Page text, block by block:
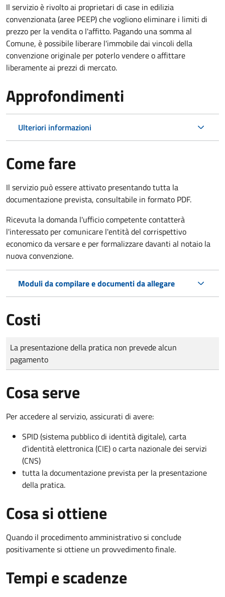
Il servizio è rivolto ai proprietari di case in edilizia
convenzionata (aree PEEP) che vogliono eliminare i limiti di
prezzo per la vendita o l'affitto. Pagando una somma al
Comune, è possibile liberare l'immobile dai vincoli della
convenzione originale per poterlo vendere o affittare
liberamente ai prezzi di mercato.
Approfondimenti
Ulteriori informazioni
Come fare
Il servizio può essere attivato presentando tutta la
documentazione prevista, consultabile in formato PDF.
Ricevuta la domanda l'ufficio competente contatterà
l'interessato per comunicare l'entità del corrispettivo
economico da versare e per formalizzare davanti al notaio la
nuova convenzione.
Moduli da compilare e documenti da allegare
Costi
Tipo di pagamento
Importo
La presentazione della pratica non prevede alcun
pagamento
Cosa serve
Per accedere al servizio, assicurati di avere:
SPID (sistema pubblico di identità digitale), carta
d’identità elettronica (CIE) o carta nazionale dei servizi
(CNS)
tutta la documentazione prevista per la presentazione
della pratica.
Cosa si ottiene
Quando il procedimento amministrativo si conclude
positivamente si ottiene un provvedimento finale.
Tempi e scadenze